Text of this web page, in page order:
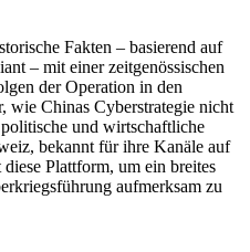
Fakten – basierend auf
– mit einer zeitgenössischen
der Operation in den
wie Chinas Cyberstrategie nicht
und wirtschaftliche
bekannt für ihre Kanäle auf
Plattform, um ein breites
aufmerksam zu